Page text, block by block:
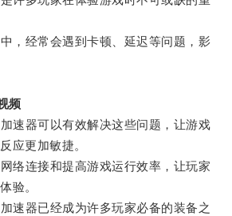
经常会遇到卡顿、延迟等问题，影
频
器可以有效解决这些问题，让游戏
应更加敏捷。
连接和提高游戏运行效率，让玩家
验。
器已经成为许多玩家必备的装备之